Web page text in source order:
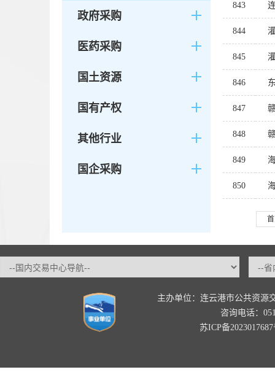
政府采购
医药采购
国土资源
国有产权
其他行业
国企采购
843
844
845
846
847
848
849
850
主办单位：连云港市公共资源
咨询电话：
苏ICP备